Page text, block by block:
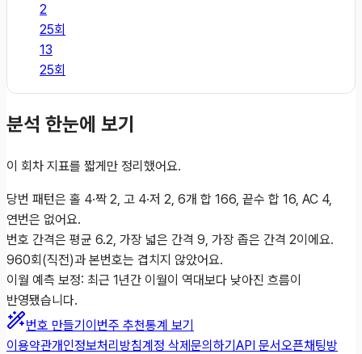
2
25회
13
25회
분석 한눈에 보기
이 회차 지표를 짧게만 정리했어요.
당번 패턴은 홀 4·짝 2, 고 4·저 2, 6개 합 166, 끝수 합 16, AC 4,
연번은 없어요.
번호 간격은 평균 6.2, 가장 넓은 간격 9, 가장 좁은 간격 2이에요.
960회(직전)과 본번호는 겹치지 않았어요.
이월 예측 보정: 최근 1년간 이월이 역대보다 낮아진 흐름이
반영됐습니다.
번호 만들기 이번주 추천통계 보기
이용약관개인정보처리방침계정 삭제 문의하기 API 문서오픈채팅방